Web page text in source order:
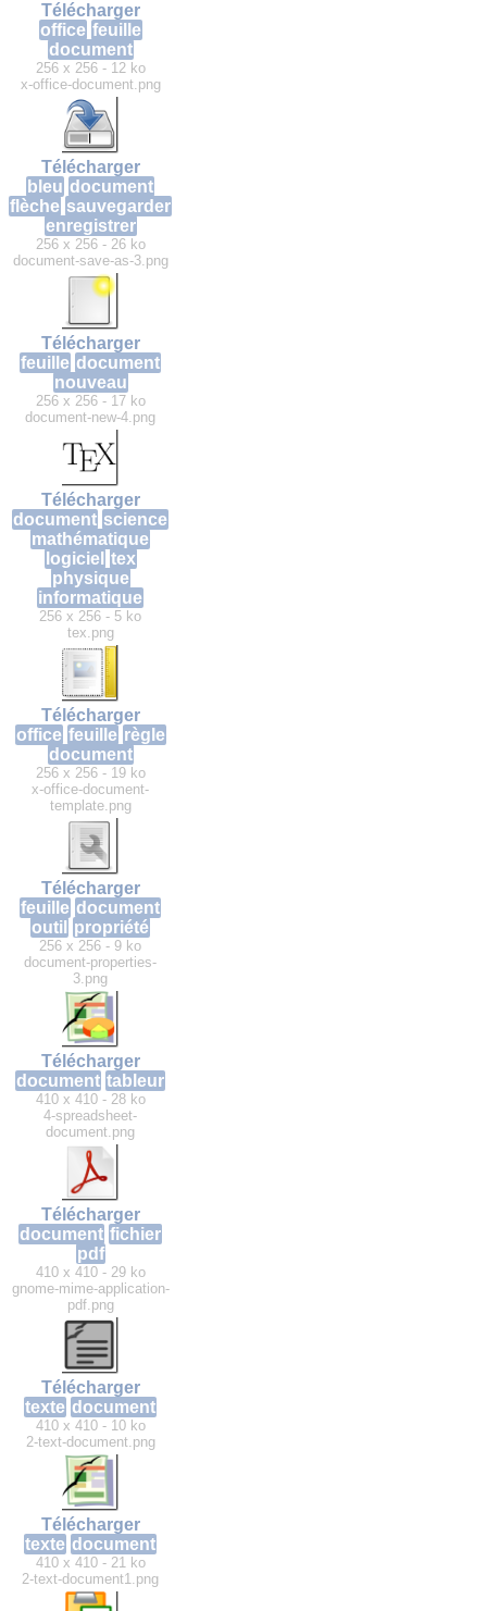
Télécharger
office feuille
document
256 x 256 - 12 ko
x-office-document.png
Télécharger
bleu document
flèche sauvegarder
enregistrer
256 x 256 - 26 ko
document-save-as-3.png
Télécharger
feuille document
nouveau
256 x 256 - 17 ko
document-new-4.png
Télécharger
document science
mathématique
logiciel tex
physique
informatique
256 x 256 - 5 ko
tex.png
Télécharger
office feuille règle
document
256 x 256 - 19 ko
x-office-document-
template.png
Télécharger
feuille document
outil
propriété
256 x 256 - 9 ko
document-properties-
3.png
Télécharger
document tableur
410 x 410 - 28 ko
4-spreadsheet-
document.png
Télécharger
document fichier
pdf
410 x 410 - 29 ko
gnome-mime-application-
pdf.png
Télécharger
texte document
410 x 410 - 10 ko
2-text-document.png
Télécharger
texte document
410 x 410 - 21 ko
2-text-document1.png